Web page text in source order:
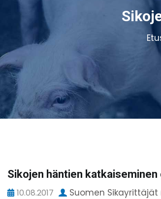
Sikojen häntien
10.08.2017
Suomen Sikayrittäjät